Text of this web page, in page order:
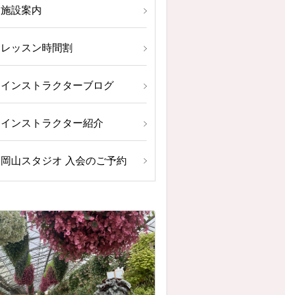
施設案内
レッスン時間割
インストラクターブログ
インストラクター紹介
岡山スタジオ 入会のご予約